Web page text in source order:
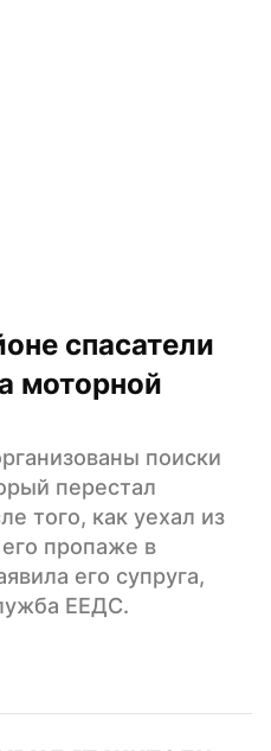
спасатели
моторной
поиски
перестал
того, как уехал из
пропаже в
его супруга,
ЕЕДС.